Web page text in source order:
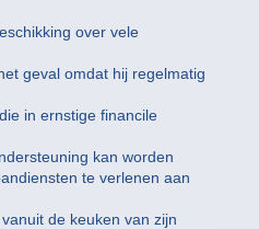
over vele
geval omdat hij regelmatig
in ernstige financile
kan worden
te verlenen aan
de keuken van zijn